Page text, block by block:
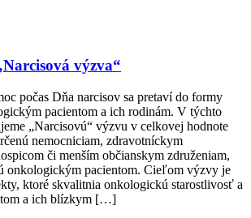
výzva“
počas Dňa narcisov sa pretaví do formy
pacientom a ich rodinám. V týchto
„Narcisovú“ výzvu v celkovej hodnote
nemocniciam, zdravotníckym
či menším občianskym združeniam,
onkologickým pacientom. Cieľom výzvy je
ktoré skvalitnia onkologickú starostlivosť a
a ich blízkym […]